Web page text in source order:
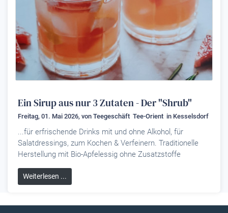
Ein Sirup aus nur 3 Zutaten - Der "Shrub"
Freitag, 01. Mai 2026, von Teegeschäft Tee-Orient in Kesselsdorf
...für erfrischende Drinks mit und ohne Alkohol, für
Salatdressings, zum Kochen & Verfeinern. Traditionelle
Herstellung mit Bio-Apfelessig ohne Zusatzstoffe
Weiterlesen ...